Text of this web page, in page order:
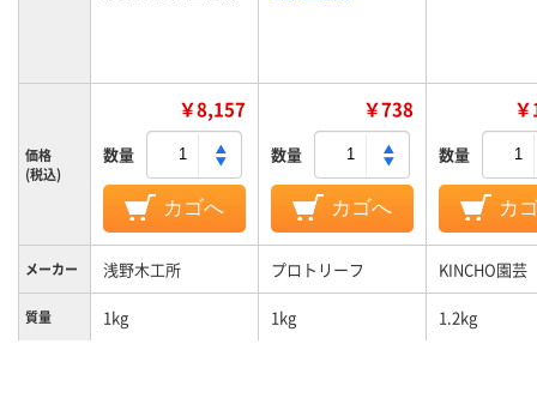
価格
(税込)
￥8,157
数量
カゴへ
￥738
数量
カゴへ
数量
カ
メーカー 浅野木工所 プロトリーフ KINCHO園芸
質量 1kg 1kg 1.2kg